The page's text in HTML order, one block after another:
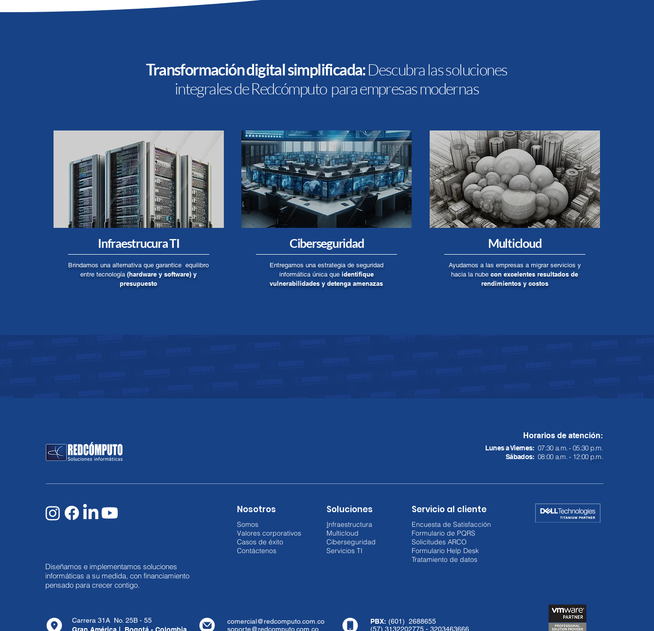
Transformación digital simplificada:Descubra las soluciones
integrales de Redcómputo para empresas modernas
Infraestrucura TI
Brindamos una alternativa que garantice equilibro
entre tecnología (hardware y software) y
presupuesto
Ciberseguridad
Entregamos una estrategia de seguridad
informática única que identifique
vulnerabilidades y detenga amenazas
Multicloud
Ayudamos a las empresas a migrar servicios y
hacia la nube con excelentes resultados de
rendimientos y costos
Horarios de atención:
Lunes a Viernes: 07:30 a.m. - 05:30 p.m.
Sábados: 08:00 a.m. - 12:00p.m.
Diseñamos e implementamos soluciones
informáticas a su medida, con financiamiento
pensado para crecer contigo.
Nosotros
Somos
Valores corporativos
Casos de éxito
Contáctenos
Soluciones
Infraestructura
Multicloud
Ciberseguridad
Servicios TI
Servicio al cliente
Encuesta de Satisfacción
Formulario de PQRS
Solicitudes ARCO
Formulario Help Desk
Tratamiento de datos
Carrera 31A No. 25B - 55
comercial@redcomputo.com.co
soporte@redcomputo.com.co
PBX: (601) 2688655
(57) 3132202775 - 3203463666